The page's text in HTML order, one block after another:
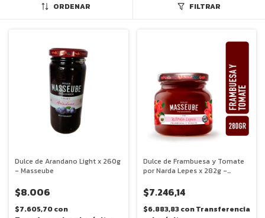
ORDENAR FILTRAR
Dulce de Arandano Light x 260g
- Masseube
$8.006
$7.605,70con
Dulce de Frambuesa y Tomate
por Narda Lepes x 282g -
$7.246,14
$6.883,83conTransferencia